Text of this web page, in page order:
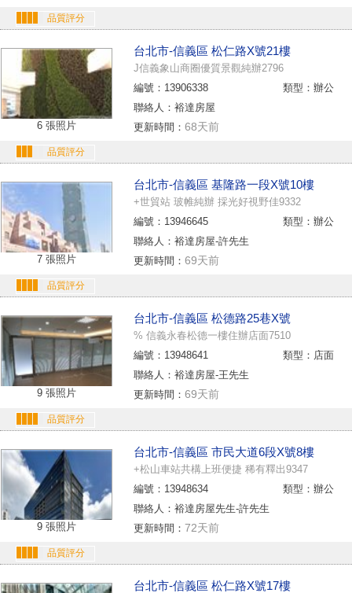
品質評分
6 張照片
台北市-信義區 松仁路X號21樓
J信義象山商圈優質景觀純辦2796
編號：13906338
類型：辦公
聯絡人：裕達房屋
更新時間： 68天前
品質評分
7 張照片
台北市-信義區 基隆路一段X號10樓
+世貿站 玻帷純辦 採光好視野佳9332
編號：13946645
類型：辦公
聯絡人：裕達房屋-許先生
更新時間： 69天前
品質評分
9 張照片
台北市-信義區 松德路25巷X號
% 信義永春松德一樓住辦店面7510
編號：13948641
類型：店面
聯絡人：裕達房屋-王先生
更新時間： 69天前
品質評分
9 張照片
台北市-信義區 市民大道6段X號8樓
+松山車站共構上班便捷 稀有釋出9347
編號：13948634
類型：辦公
聯絡人：裕達房屋先生-許先生
更新時間： 72天前
品質評分
台北市-信義區 松仁路X號17樓